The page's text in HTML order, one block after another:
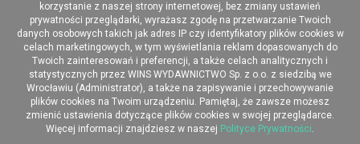
korzystanie z naszej strony internetowej, bez zmiany ustawień
prywatności przeglądarki, wyrażasz zgodę na przetwarzanie Twoich
danych osobowych takich jak adres IP czy identyfikatory plików cookies w
celach marketingowych, w tym wyświetlania reklam dopasowanych do
Twoich zainteresowań i preferencji, a także celach analitycznych i
statystycznych przez WINS WYDAWNICTWO Sp. z o.o. z siedzibą we
Wrocławiu (Administrator), a także na zapisywanie i przechowywanie
plików cookies na Twoim urządzeniu. Pamiętaj, że zawsze możesz
zmienić ustawienia dotyczące plików cookies w swojej przeglądarce.
Więcej informacji znajdziesz w naszej Polityce Prywatności.